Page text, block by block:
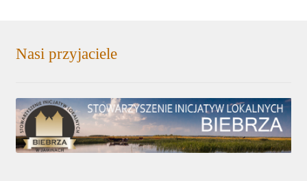
Nasi przyjaciele